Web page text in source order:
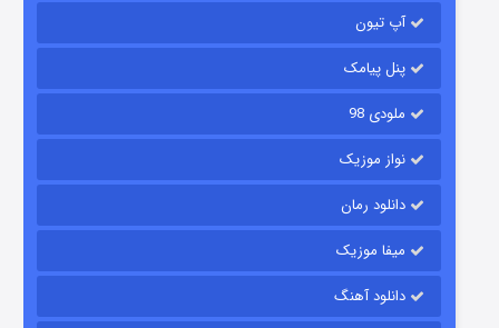
آپ تیون
پنل پیامک
ملودی 98
نواز موزیک
دانلود رمان
میفا موزیک
دانلود آهنگ